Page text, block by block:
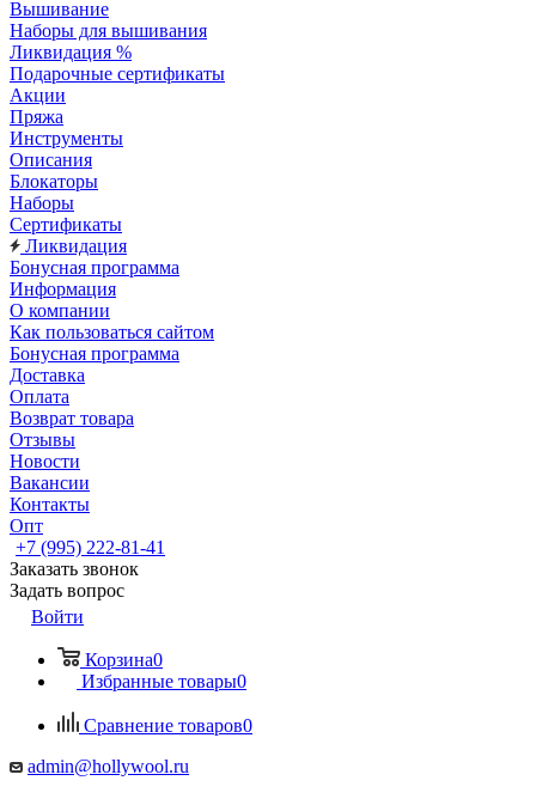
Вышивание
Наборы для вышивания
Ликвидация %
Подарочные сертификаты
Акции
Пряжа
Инструменты
Описания
Блокаторы
Наборы
Сертификаты
Ликвидация
Бонусная программа
Информация
О компании
Как пользоваться сайтом
Бонусная программа
Доставка
Оплата
Возврат товара
Отзывы
Новости
Вакансии
Контакты
Опт
+7 (995) 222-81-41
Заказать звонок
Задать вопрос
Войти
Корзина0
Избранные товары0
Сравнение товаров0
admin@hollywool.ru